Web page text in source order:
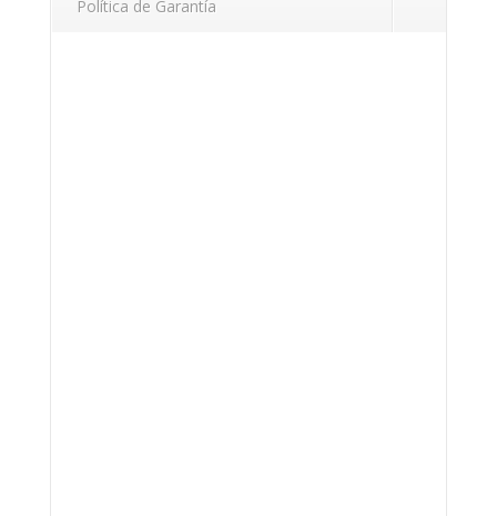
Política de Garantía